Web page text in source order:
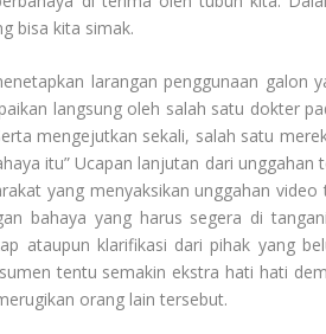
bisa kita simak.
larangan penggunaan galon
langsung oleh salah satu dokter
mengejutkan sekali, salah satu
itu” Ucapan lanjutan dari
yang menyaksikan unggahan
bahaya yang harus segera di
ataupun klarifikasi dari pihak yang
tentu semakin ekstra hati hati
orang lain tersebut.